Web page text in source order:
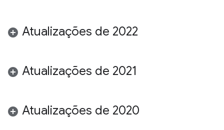
Atualizações de 2022
Atualizações de 2021
Atualizações de 2020